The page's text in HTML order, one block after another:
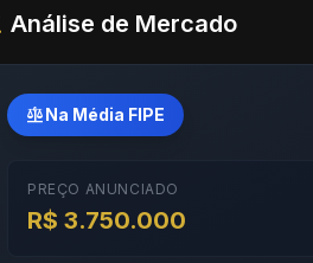
Análise de Mercado
balanceNa Média FIPE
PREÇO ANUNCIADO
R$ 3.750.000